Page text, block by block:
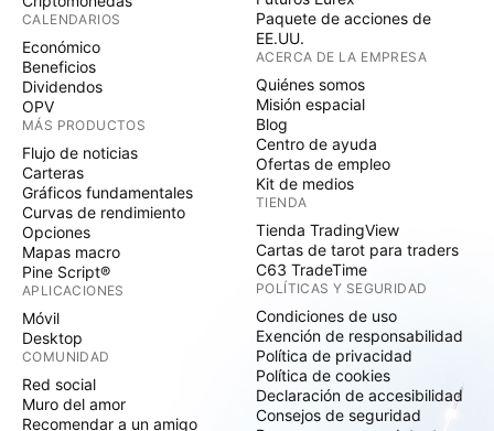
CALENDARIOS
Económico
Beneficios
Dividendos
OPV
MÁS PRODUCTOS
Flujo de noticias
Carteras
Gráficos fundamentales
Curvas de rendimiento
Opciones
Mapas macro
Pine Script®
APLICACIONES
Móvil
Desktop
COMUNIDAD
Red social
Muro del amor
Recomendar a un amigo
Paquete de acciones de
EE.UU.
ACERCA DE LA EMPRESA
Quiénes somos
Misión espacial
Blog
Centro de ayuda
Ofertas de empleo
Kit de medios
TIENDA
Tienda TradingView
Cartas de tarot para traders
C63 TradeTime
POLÍTICAS Y SEGURIDAD
Condiciones de uso
Exención de responsabilidad
Política de privacidad
Política de cookies
Declaración de accesibilidad
Consejos de seguridad